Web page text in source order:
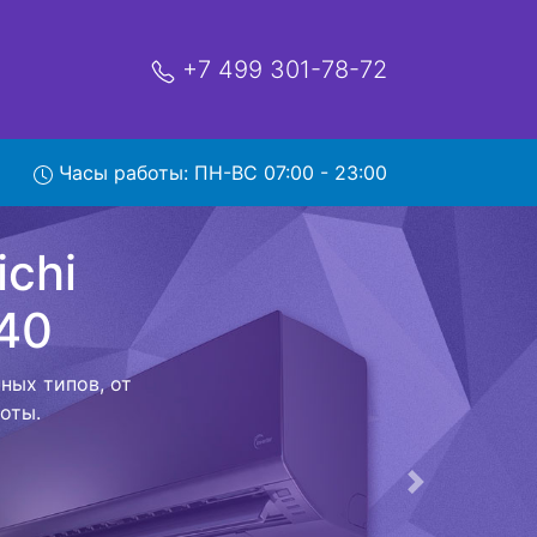
+7 499 301-78-72
Часы работы: ПН-ВС 07:00 - 23:00
в
которая
в
с
в сервисный
к работе
Следующая